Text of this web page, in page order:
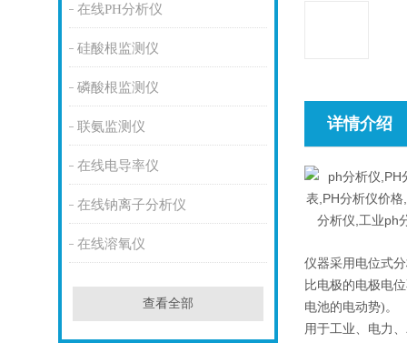
在线PH分析仪
硅酸根监测仪
磷酸根监测仪
联氨监测仪
在线电导率仪
在线钠离子分析仪
在线溶氧仪
查看全部
详情介绍
仪器采用电位式
比电极的电极电
电池的电动势)。
用于工业、电力